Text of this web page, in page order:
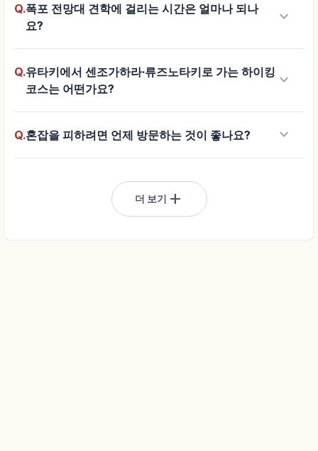
Q.폭포 전망대 견학에 걸리는 시간은 얼마나 되나
요?
keyboard_arrow_down
Q.유타키에서 센조가하라·류즈노타키로 가는 하이킹
코스는 어떤가요?
keyboard_arrow_down
Q.혼잡을 피하려면 언제 방문하는 것이 좋나요? keyboard_arrow_down
더 보기 add